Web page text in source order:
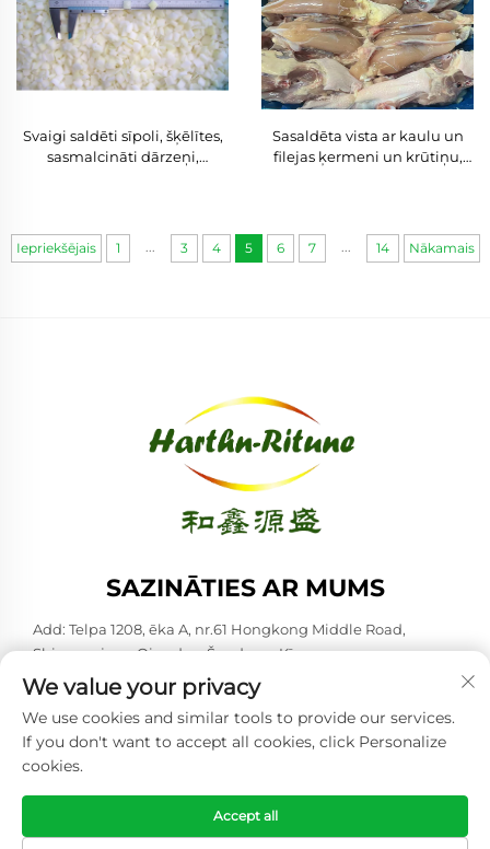
Svaigi saldēti sīpoli, šķēlītes,
sasmalcināti dārzeņi,
Sasaldēta vista ar kaulu un
filejas ķermeni un krūtiņu,
Iepriekšējais 1 ... 3 4 5 6 7 ... 14 Nākamais
SAZINĀTIES AR MUMS
Add: Telpa 1208, ēka A, nr.61 Hongkong Middle Road,
Shinan rajons, Qingdao, Šanduna, Ķīna
Tālrunis: +86-53285879528
E-pasts:[email protected]
Autortiesības © 2026 Qingdao Harthn-ritune Corp., Ltd. Visas
tiesības rezervētas. -Konfidencialitātes politika
We value your privacy
We use cookies and similar tools to provide our services.
If you don't want to accept all cookies, click Personalize
cookies.
Accept all